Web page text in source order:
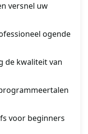
versnel uw
ogende
de kwaliteit van
voor beginners